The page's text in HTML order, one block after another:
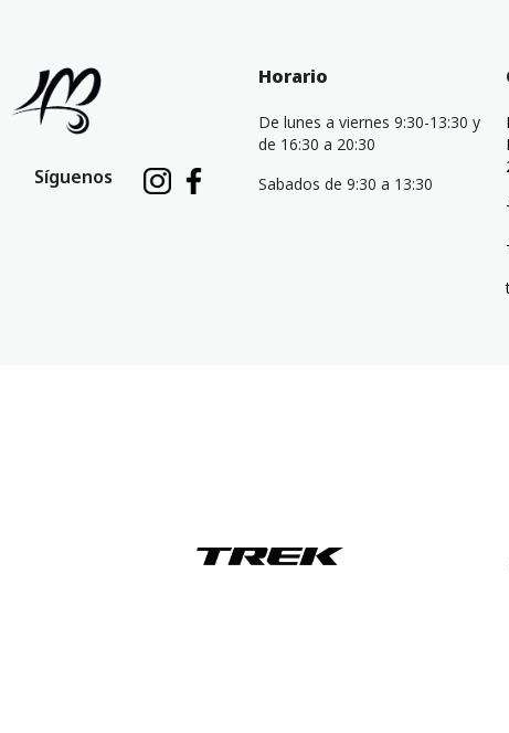
Síguenos
Horario
De lunes a viernes 9:30-13:30 y
de 16:30 a 20:30
Sabados de 9:30 a 13:30